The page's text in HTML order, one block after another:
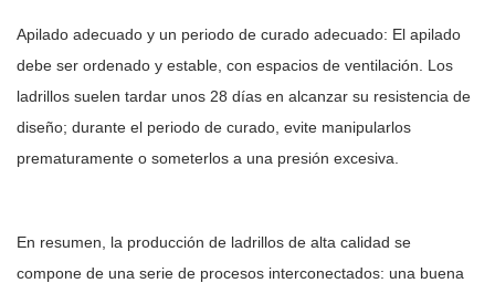
Apilado adecuado y un periodo de curado adecuado: El apilado
debe ser ordenado y estable, con espacios de ventilación. Los
ladrillos suelen tardar unos 28 días en alcanzar su resistencia de
diseño; durante el periodo de curado, evite manipularlos
prematuramente o someterlos a una presión excesiva.
En resumen, la producción de ladrillos de alta calidad se
compone de una serie de procesos interconectados: una buena